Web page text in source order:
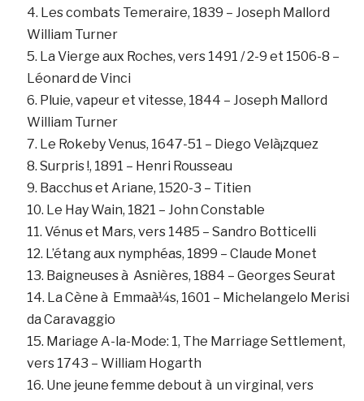
Les combats Temeraire, 1839 – Joseph Mallord
William Turner
La Vierge aux Roches, vers 1491 / 2-9 et 1506-8 –
Léonard de Vinci
Pluie, vapeur et vitesse, 1844 – Joseph Mallord
William Turner
Le Rokeby Venus, 1647-51 – Diego Velà¡zquez
Surpris !, 1891 – Henri Rousseau
Bacchus et Ariane, 1520-3 – Titien
Le Hay Wain, 1821 – John Constable
Vénus et Mars, vers 1485 – Sandro Botticelli
L’étang aux nymphéas, 1899 – Claude Monet
Baigneuses à Asnières, 1884 – Georges Seurat
La Cène à Emmaà¼s, 1601 – Michelangelo Merisi
da Caravaggio
Mariage A-la-Mode: 1, The Marriage Settlement,
vers 1743 – William Hogarth
Une jeune femme debout à un virginal, vers